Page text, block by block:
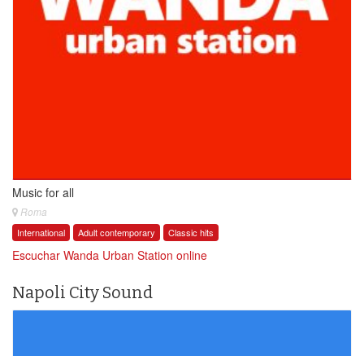
Music for all
Roma
International Adult contemporary Classic hits
Escuchar Wanda Urban Station online
Napoli City Sound